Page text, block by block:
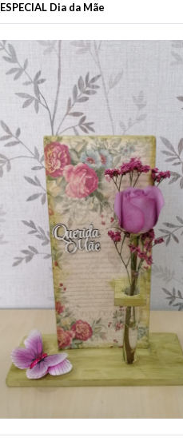
ESPECIAL Dia da Mãe